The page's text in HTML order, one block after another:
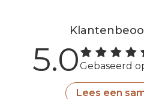
5.0Gebaseerd
Lees een